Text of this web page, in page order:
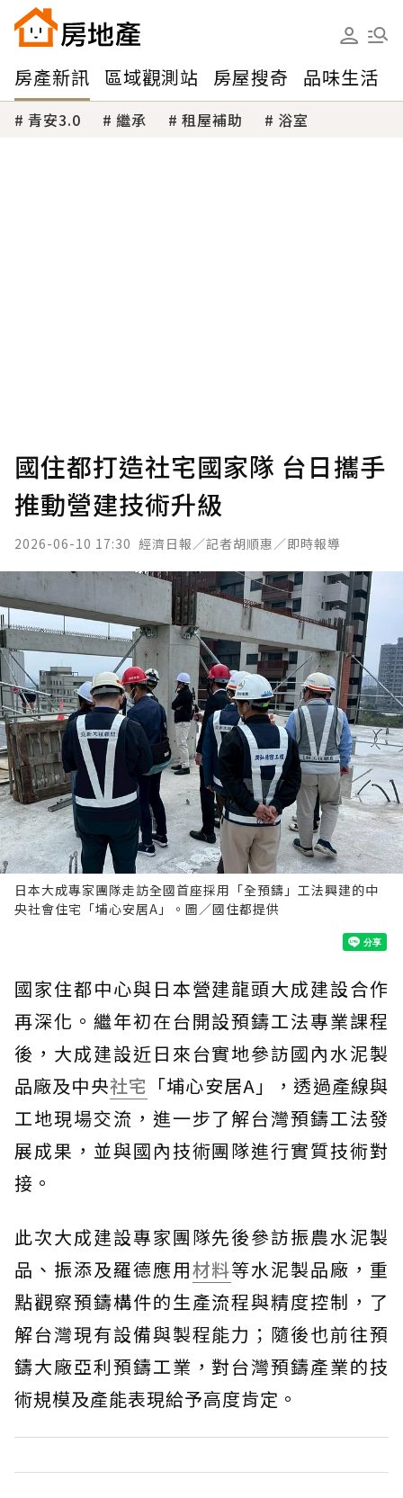
房產新訊 區域觀測站 房屋搜奇 品味生活
青安3.0 繼承 租屋補助 浴室
國住都打造社宅國家隊 台日攜手
推動營建技術升級
2026-06-10 17:30 經濟日報／記者胡順惠／即時報導
日本大成專家團隊走訪全國首座採用「全預鑄」工法興建的中
央社會住宅「埔心安居A」。圖／國住都提供
國家住都中心與日本營建龍頭大成建設合作
再深化。繼年初在台開設預鑄工法專業課程
後，大成建設近日來台實地參訪國內水泥製
品廠及中央社宅 「埔心安居A」，透過產線與
工地現場交流，進一步了解台灣預鑄工法發
展成果，並與國內技術團隊進行實質技術對
接。
此次大成建設專家團隊先後參訪振農水泥製
品、振添及羅德應用材料等水泥製品廠，重
點觀察預鑄構件的生產流程與精度控制，了
解台灣現有設備與製程能力；隨後也前往預
鑄大廠亞利預鑄工業，對台灣預鑄產業的技
術規模及產能表現給予高度肯定。